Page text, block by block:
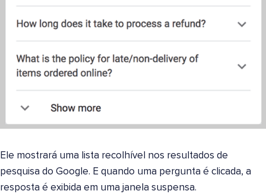
Ele mostrará uma lista recolhível nos resultados de
pesquisa do Google. E quando uma pergunta é clicada, a
resposta é exibida em uma janela suspensa.